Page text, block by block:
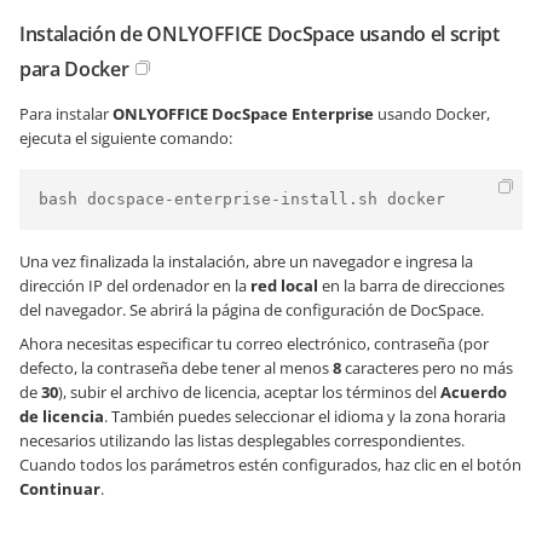
Instalación de ONLYOFFICE DocSpace usando el script
para Docker
Para instalarONLYOFFICE DocSpace Enterprise usando Docker,
ejecuta el siguiente comando:
bash docspace-enterprise-install.sh docker
Una vez finalizada la instalación, abre un navegador e ingresa la
dirección IP del ordenador en la red local en la barra de direcciones
del navegador. Se abrirá la página de configuración de DocSpace.
Ahora necesitas especificar tu correo electrónico, contraseña (por
defecto, la contraseña debe tener al menos8caracteres pero no más
de30), subir el archivo de licencia, aceptar los términos delAcuerdo
de licencia. También puedes seleccionar el idioma y la zona horaria
necesarios utilizando las listas desplegables correspondientes.
Cuando todos los parámetros estén configurados, haz clic en el botón
Continuar.